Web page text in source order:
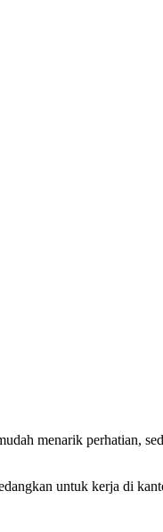
menarik perhatian,
untuk kerja di